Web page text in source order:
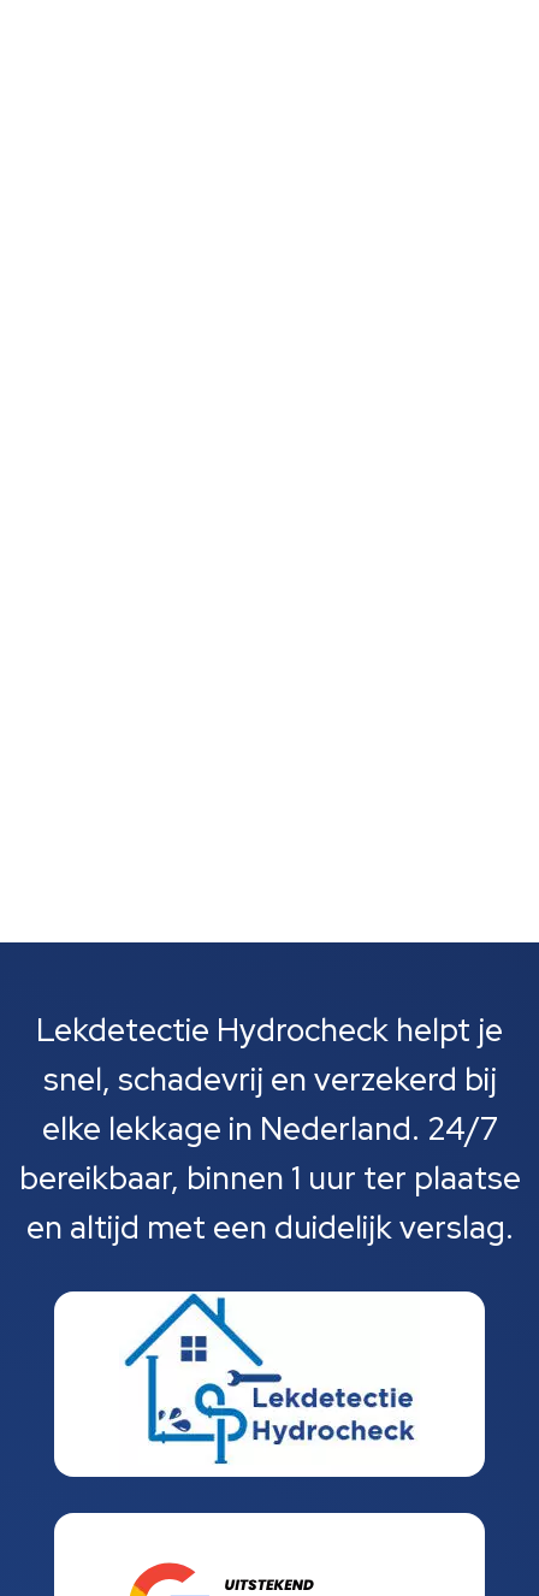
Lekdetectie Hydrocheck helpt je
snel, schadevrij en verzekerd bij
elke lekkage in Nederland. 24/7
bereikbaar, binnen 1 uur ter plaatse
en altijd met een duidelijk verslag.